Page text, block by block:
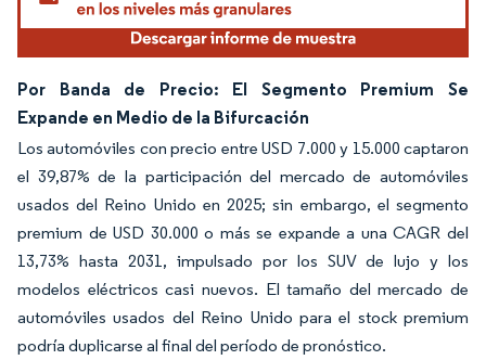
Por Banda de Precio: El Segmento Premium Se
Expande en Medio de la Bifurcación
Los automóviles con precio entre USD 7.000 y 15.000 captaron
el 39,87% de la participación del mercado de automóviles
usados del Reino Unido en 2025; sin embargo, el segmento
premium de USD 30.000 o más se expande a una CAGR del
13,73% hasta 2031, impulsado por los SUV de lujo y los
modelos eléctricos casi nuevos. El tamaño del mercado de
automóviles usados del Reino Unido para el stock premium
podría duplicarse al final del período de pronóstico.